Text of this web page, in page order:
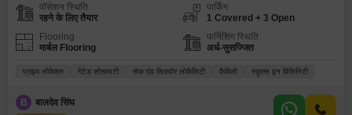
पॉसेशन स्थिति
रहने के लिए तैयार
पार्किंग
1 Covered + 3 Open
Flooring
मार्बल Flooring
फर्निशिंग स्थिति
अर्ध-सुसज्जित
प्राइम लोकेशन गेटेड सोसायटी सेफ़ एंड सिक्योर लोकैलिटी फ़ैमिली स्कूल्स इन विसिनिटी
B बालदेव सिंघ